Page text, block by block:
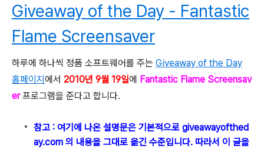
Giveaway of the Day - Fantastic
Flame Screensaver
하루에 하나씩 정품 소프트웨어를 주는 Giveaway of the Day
홈페이지에서 2010년 9월 19일에 Fantastic Flame Screensav
er프로그램을 준다고 합니다.
참고 : 여기에 나온 설명문은 기본적으로 giveawayofthed
ay.com 의 내용을 그대로 옮긴 수준입니다. 따라서 이 글을